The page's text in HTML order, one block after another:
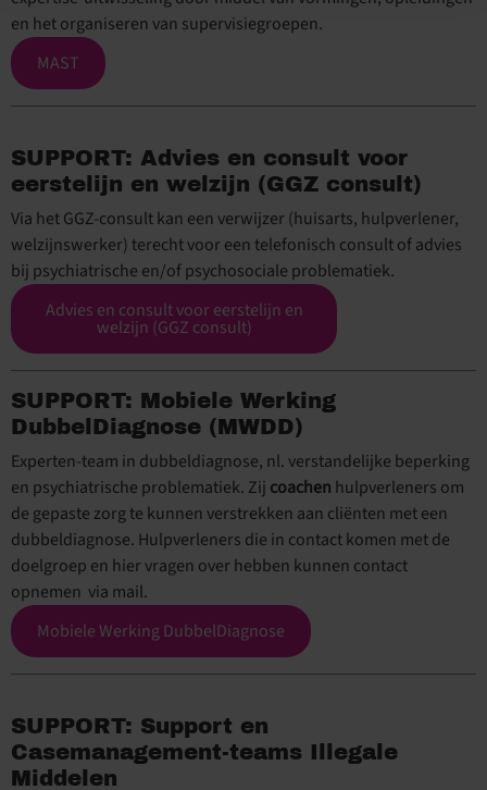
en het organiseren van supervisiegroepen.
MAST
SUPPORT: Advies en consult voor
eerstelijn en welzijn (GGZ consult)
Via het GGZ-consult kan een verwijzer (huisarts, hulpverlener,
welzijnswerker) terecht voor een telefonisch consult of advies
bij psychiatrische en/of psychosociale problematiek.
Advies en consult voor eerstelijn en
welzijn (GGZ consult)
SUPPORT: Mobiele Werking
DubbelDiagnose (MWDD)
Experten-team in dubbeldiagnose, nl. verstandelijke beperking
en psychiatrische problematiek. Zij coachen hulpverleners om
de gepaste zorg te kunnen verstrekken aan cliënten met een
dubbeldiagnose. Hulpverleners die in contact komen met de
doelgroep en hier vragen over hebben kunnen contact
opnemen via mail.
Mobiele Werking DubbelDiagnose
SUPPORT: Support en
Casemanagement-teams Illegale
Middelen